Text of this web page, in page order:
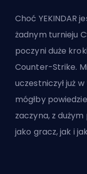
Choć YEKINDAR
żadnym turnieju
poczyni duże
Counter-Strike.
uczestniczył już
mógłby
zaczyna, z
jako gracz, jak i